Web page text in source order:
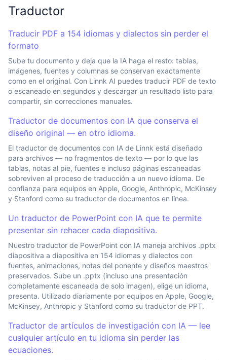
Traductor
Traducir PDF a 154 idiomas y dialectos sin perder el
formato
Sube tu documento y deja que la IA haga el resto: tablas,
imágenes, fuentes y columnas se conservan exactamente
como en el original. Con Linnk AI puedes traducir PDF de texto
o escaneado en segundos y descargar un resultado listo para
compartir, sin correcciones manuales.
Traductor de documentos con IA que conserva el
diseño original — en otro idioma.
El traductor de documentos con IA de Linnk está diseñado
para archivos — no fragmentos de texto — por lo que las
tablas, notas al pie, fuentes e incluso páginas escaneadas
sobreviven al proceso de traducción a un nuevo idioma. De
confianza para equipos en Apple, Google, Anthropic, McKinsey
y Stanford como su traductor de documentos en línea.
Un traductor de PowerPoint con IA que te permite
presentar sin rehacer cada diapositiva.
Nuestro traductor de PowerPoint con IA maneja archivos .pptx
diapositiva a diapositiva en 154 idiomas y dialectos con
fuentes, animaciones, notas del ponente y diseños maestros
preservados. Sube un .pptx (incluso una presentación
completamente escaneada de solo imagen), elige un idioma,
presenta. Utilizado diariamente por equipos en Apple, Google,
McKinsey, Anthropic y Stanford como su traductor de PPT.
Traductor de artículos de investigación con IA — lee
cualquier artículo en tu idioma sin perder las
ecuaciones.